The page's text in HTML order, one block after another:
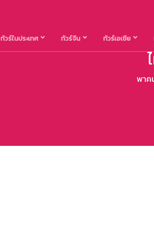
ทัวร์ในประเทศ ทัวร์จีน ทัวร์เอเชีย
พาค